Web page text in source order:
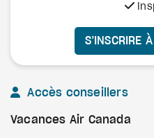
S’INSCRIRE
Accès conseillers
Vacances Air Canada